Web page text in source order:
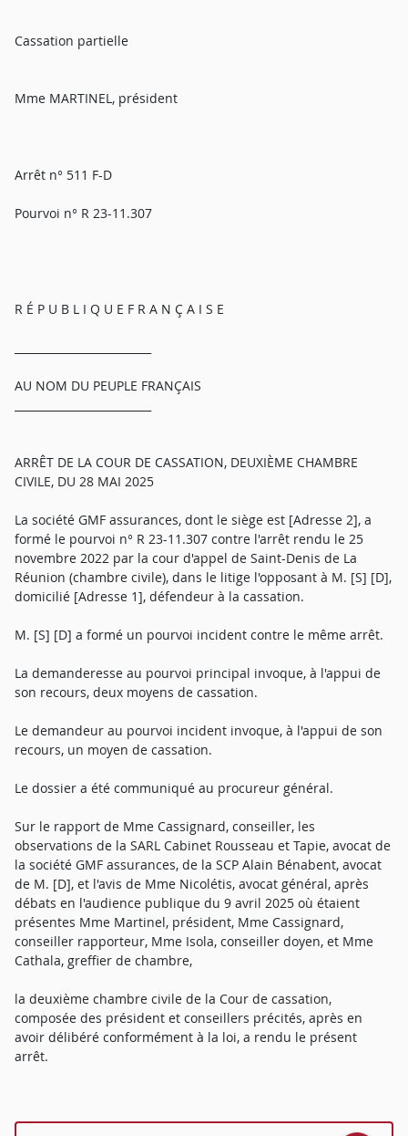
Cassation partielle
Mme MARTINEL, président
Arrêt n° 511 F-D
Pourvoi n° R 23-11.307
R É P U B L I Q U E F R A N Ç A I S E
AU NOM DU PEUPLE FRANÇAIS
ARRÊT DE LA COUR DE CASSATION, DEUXIÈME CHAMBRE
CIVILE, DU 28 MAI 2025
La société GMF assurances, dont le siège est [Adresse 2], a
formé le pourvoi n° R 23-11.307 contre l'arrêt rendu le 25
novembre 2022 par la cour d'appel de Saint-Denis de La
Réunion (chambre civile), dans le litige l'opposant à M. [S] [D],
domicilié [Adresse 1], défendeur à la cassation.
M. [S] [D] a formé un pourvoi incident contre le même arrêt.
La demanderesse au pourvoi principal invoque, à l'appui de
son recours, deux moyens de cassation.
Le demandeur au pourvoi incident invoque, à l'appui de son
recours, un moyen de cassation.
Le dossier a été communiqué au procureur général.
Sur le rapport de Mme Cassignard, conseiller, les
observations de la SARL Cabinet Rousseau et Tapie, avocat de
la société GMF assurances, de la SCP Alain Bénabent, avocat
de M. [D], et l'avis de Mme Nicolétis, avocat général, après
débats en l'audience publique du 9 avril 2025 où étaient
présentes Mme Martinel, président, Mme Cassignard,
conseiller rapporteur, Mme Isola, conseiller doyen, et Mme
Cathala, greffier de chambre,
la deuxième chambre civile de la Cour de cassation,
composée des président et conseillers précités, après en
avoir délibéré conformément à la loi, a rendu le présent
arrêt.